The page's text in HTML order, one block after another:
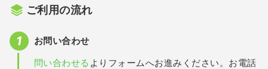
ご利用の流れ
お問い合わせ
問い合わせる よりフォームへお進みください。お電話